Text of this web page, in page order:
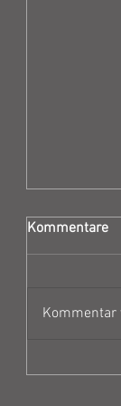
Kommentare
Kommentar